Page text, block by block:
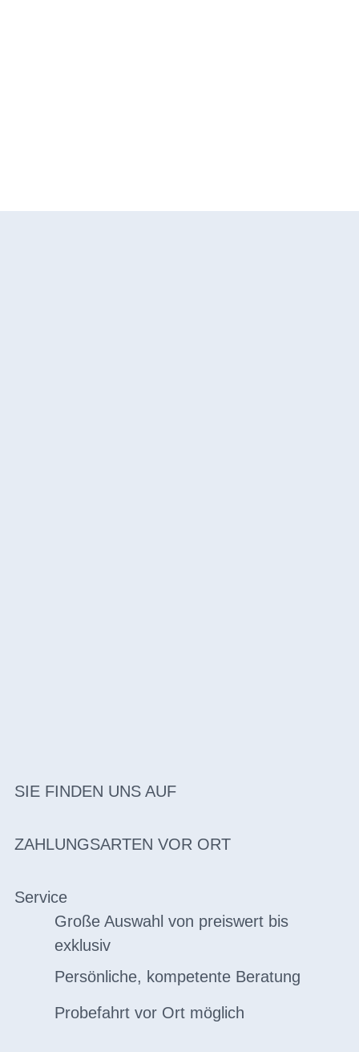
SIE FINDEN UNS AUF
ZAHLUNGSARTEN VOR ORT
Service
Große Auswahl von preiswert bis
exklusiv
Persönliche, kompetente Beratung
Probefahrt vor Ort möglich